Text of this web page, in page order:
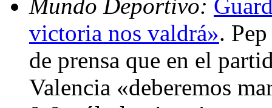
Mundo Deportivo:
victoria nos valdrá».
de prensa que en el
Valencia «deberemos